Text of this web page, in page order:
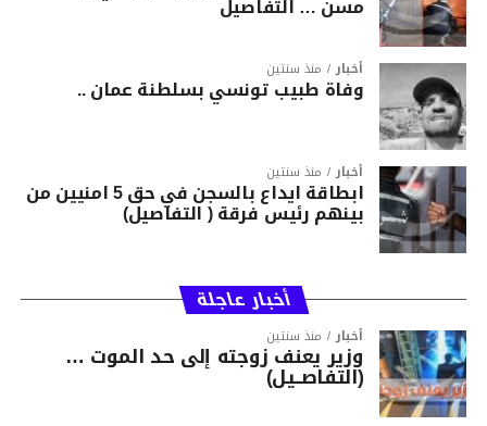
مسن … التفاصيل
أخبار منذ سنتين
وفاة طبيب تونسي بسلطنة عمان ..
أخبار منذ سنتين
ابطاقة ايداع بالسجن في حق 5 امنيين من
بينهم رئيس فرقة ( التفاصيل)
أخبار عاجلة
أخبار منذ سنتين
وزير يعنف زوجته إلى حد الموت …
(التفاصــيل)